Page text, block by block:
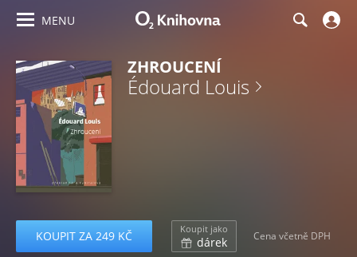
MENU
ZHROUCENÍ
Édouard Louis
KOUPIT ZA 249 KČ Koupit jako
dárek Cena včetně DPH